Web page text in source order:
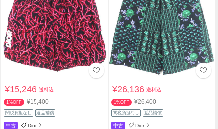
¥15,246送料込
1%OFF ¥15,400
関税負担なし 返品補償
中古 Dior
¥26,136送料込
1%OFF ¥26,400
関税負担なし 返品補償
中古 Dior